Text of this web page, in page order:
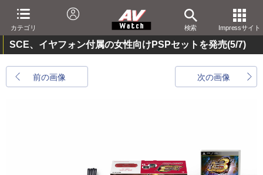
カテゴリ 検索 Impressサイト
SCE、イヤフォン付属の女性向けPSPセットを発売(5/7)
前の画像 次の画像